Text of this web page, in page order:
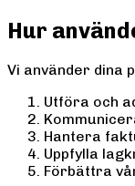
Hur
Vi använder dina
Utföra och
Hantera
Uppfylla
Förbättra